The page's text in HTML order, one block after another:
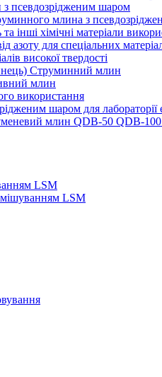
псевдозрідженим шаром
млина з
інші хімічні матеріали
азоту для спеціальних
високої твердості
Струминний млин
млин
використання
шаром для лабораторії
млин QDB-50 QDB-
LSM
LSM